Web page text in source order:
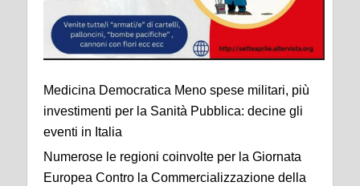
Medicina Democratica Meno spese militari, più
investimenti per la Sanità Pubblica: decine gli
eventi in Italia
Numerose le regioni coinvolte per la Giornata
Europea Contro la Commercializzazione della